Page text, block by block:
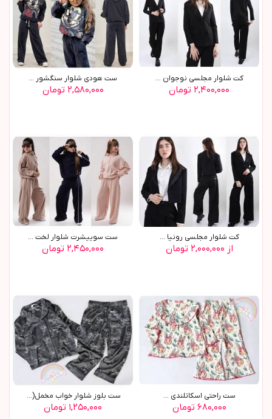
کت شلوار مجلسي نوجوان ...
۲,۴۰۰,۰۰۰ تومان
ست هودي شلوار سنگشور ...
۲,۵۸۰,۰۰۰ تومان
کت شلوار مجلسي رونيا ...
از ۲,۰۰۰,۰۰۰ تومان
ست سوييشرت شلوار لخت ...
۲,۴۵۰,۰۰۰ تومان
ست راحتي اسکاتلندي ...
۶۸۰,۰۰۰ تومان
ست بلوز شلوار خواب مخمل(9604)
۱,۲۵۰,۰۰۰ تومان